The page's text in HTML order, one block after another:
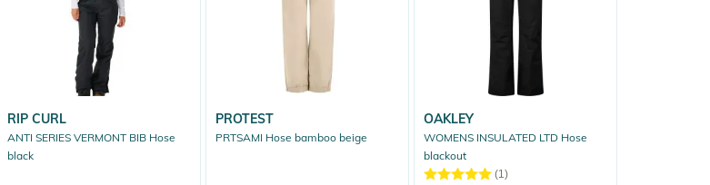
RIP CURL
ANTI SERIES VERMONT BIB Hose
black
PROTEST
PRTSAMI Hose bamboo beige
OAKLEY
WOMENS INSULATED LTD Hose
blackout
(1)